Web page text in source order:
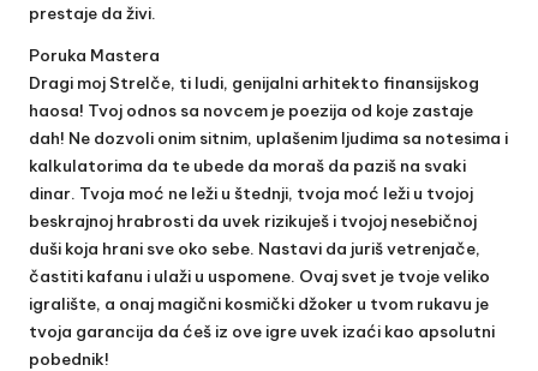
prestaje da živi.
Poruka Mastera
Dragi moj Strelče, ti ludi, genijalni arhitekto finansijskog
haosa! Tvoj odnos sa novcem je poezija od koje zastaje
dah! Ne dozvoli onim sitnim, uplašenim ljudima sa notesima i
kalkulatorima da te ubede da moraš da paziš na svaki
dinar. Tvoja moć ne leži u štednji, tvoja moć leži u tvojoj
beskrajnoj hrabrosti da uvek rizikuješ i tvojoj nesebičnoj
duši koja hrani sve oko sebe. Nastavi da juriš vetrenjače,
častiti kafanu i ulaži u uspomene. Ovaj svet je tvoje veliko
igralište, a onaj magični kosmički džoker u tvom rukavu je
tvoja garancija da ćeš iz ove igre uvek izaći kao apsolutni
pobednik!